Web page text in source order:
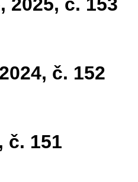
2025, č. 153
č. 152
č. 151